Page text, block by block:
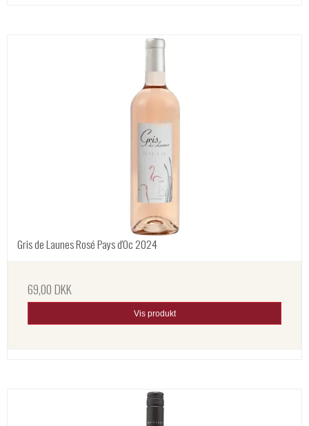
Gris de Launes Rosé Pays d'Oc 2024
69,00 DKK
Vis produkt